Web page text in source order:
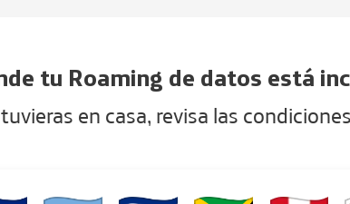
tu Roaming de datos está
en casa, revisa las